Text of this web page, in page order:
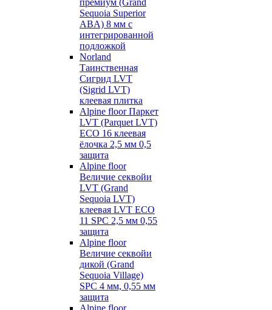
премиум (Grand
Sequoia Superior
ABA) 8 мм с
интегрированной
подложкой
Norland
Таинственная
Сигрид LVT
(Sigrid LVT)
клеевая плитка
Alpine floor Паркет
LVT (Parquet LVT)
ECO 16 клеевая
ёлочка 2,5 мм 0,5
защита
Alpine floor
Величие секвойи
LVT (Grand
Sequoia LVT)
клеевая LVT ECO
11 SPC 2,5 мм 0,55
защита
Alpine floor
Величие секвойи
дикой (Grand
Sequoia Village)
SPC 4 мм, 0,55 мм
защита
Alpine floor